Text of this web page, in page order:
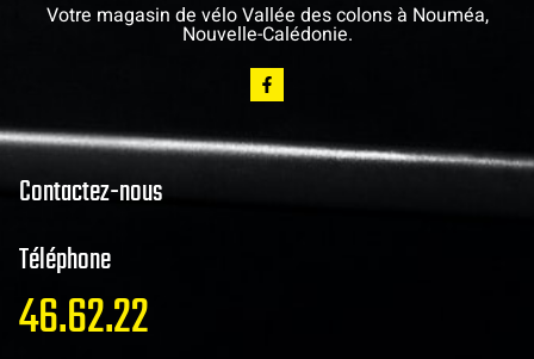
Votre magasin de vélo Vallée des colons à Nouméa,
Nouvelle-Calédonie.
Contactez-nous
Téléphone
46.62.22